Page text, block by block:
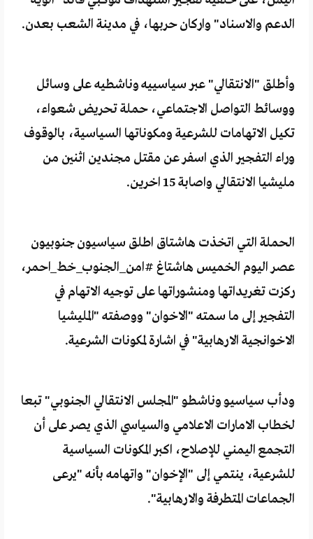
الدعم والاسناد" واركان حربها، في مدينة الشعب بعدن.
وأطلق "الانتقالي" عبر سياسييه وناشطيه على وسائل
ووسائط التواصل الاجتماعي، حملة تحريض شعواء،
تكيل الاتهامات للشرعية ومكوناتها السياسية، بالوقوف
وراء التفجير الذي اسفر عن مقتل مجندين اثنين من
مليشيا الانتقالي واصابة 15 اخرين.
الحملة التي اتخذت هاشتاق اطلق سياسيون جنوبيون
عصر اليوم الخميس هاشتاغ #امن_الجنوب_خط_احمر،
ركزت تغريداتها ومنشوراتها على توجيه الاتهام في
التفجير إلى ما سمته "الاخوان" ووصفته "المليشيا
الاخوانجية الارهابية" في اشارة لمكونات الشرعية.
ودأب سياسيو وناشطو "المجلس الانتقالي الجنوبي" تبعا
لخطاب الامارات الاعلامي والسياسي الذي يصر على أن
التجمع اليمني للإصلاح، اكبر المكونات السياسية
للشرعية، ينتمي إلى "الإخوان" واتهامه بأنه "يرعى
الجماعات المتطرفة والارهابية".